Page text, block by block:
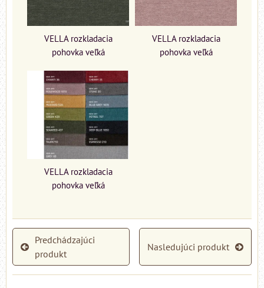
VELLA rozkladacia
pohovka veľká
VELLA rozkladacia
pohovka veľká
VELLA rozkladacia
pohovka veľká
Predchádzajúci
produkt
Nasledujúci produkt